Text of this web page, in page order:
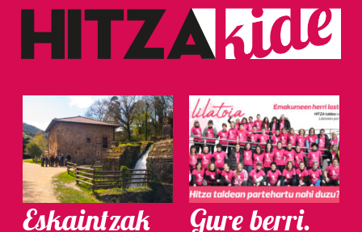
Eskaintzak Gure berri.